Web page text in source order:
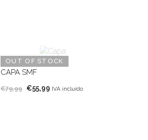
OUT OF STOCK
CAPA SMF
€79,99 O
€55,99 O
IVA incluído